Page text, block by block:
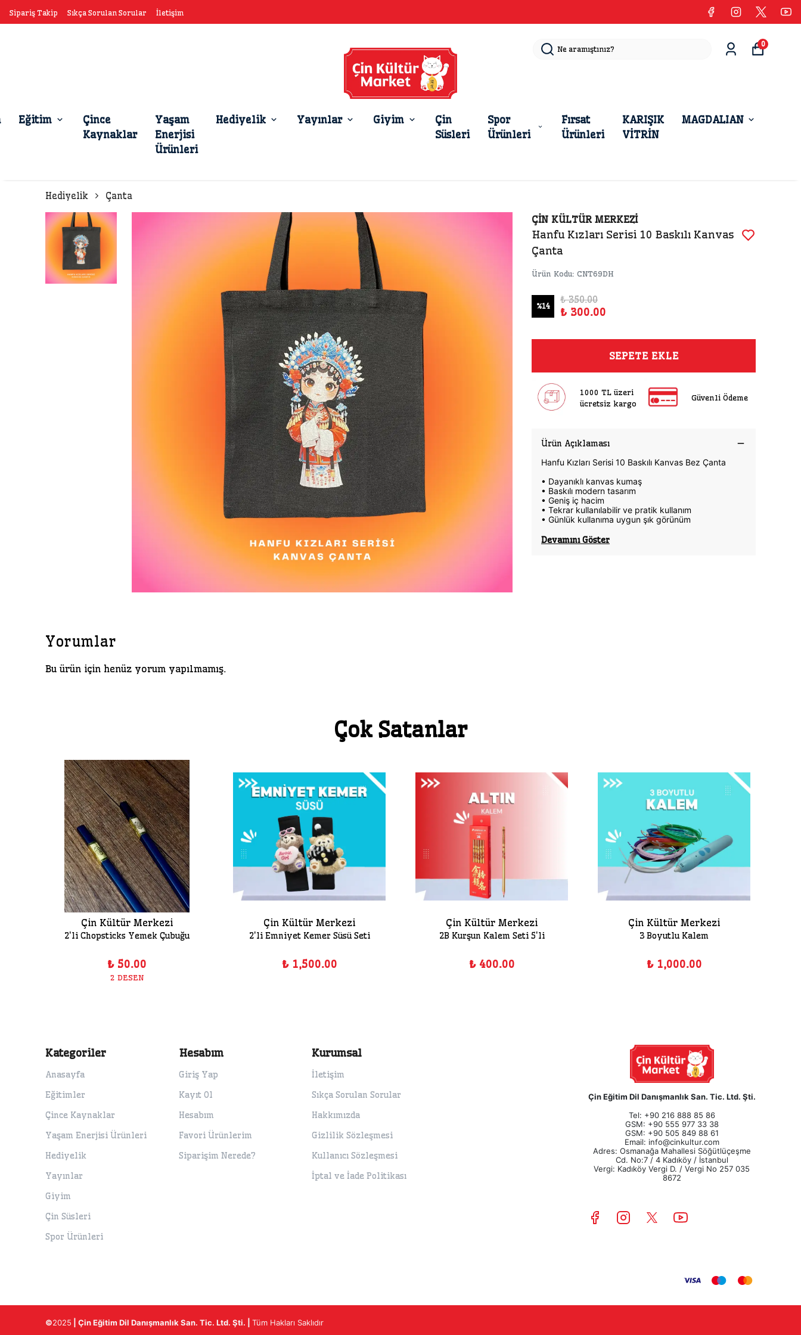
Sipariş Takip Sıkça Sorulan Sorular İletişim
Eğitim
Çince
Kaynaklar
Yaşam
Enerjisi
Ürünleri
Hediyelik Yayınlar Giyim
Çin
Süsleri
Spor
Ürünleri
Fırsat
Ürünleri
KARIŞIK
VİTRİN
MAGDALIAN
0
Hediyelik Çanta
ÇİN KÜLTÜR MERKEZİ
Hanfu Kızları Serisi 10 Baskılı Kanvas
Çanta
Ürün Kodu: CNT69DH
%14
₺ 350.00
₺ 300.00
SEPETE EKLE
1000 TL üzeri
ücretsiz kargo
Güvenli Ödeme
Ürün Açıklaması
Hanfu Kızları Serisi 10 Baskılı Kanvas Bez Çanta
• Dayanıklı kanvas kumaş
• Baskılı modern tasarım
• Geniş iç hacim
• Tekrar kullanılabilir ve pratik kullanım
• Günlük kullanıma uygun şık görünüm
Devamını Göster
Yorumlar
Bu ürün için henüz yorum yapılmamış.
Çok Satanlar
Çin Kültür Merkezi
2'li Chopsticks Yemek Çubuğu
₺ 50.00
2 DESEN
Çin Kültür Merkezi
2'li Emniyet Kemer Süsü Seti
₺ 1,500.00
Çin Kültür Merkezi
2B Kurşun Kalem Seti 5'li
₺ 400.00
Çin Kültür Merkezi
3 Boyutlu Kalem
₺ 1,000.00
Kategoriler
Anasayfa
Eğitimler
Çince Kaynaklar
Yaşam Enerjisi Ürünleri
Hediyelik
Yayınlar
Giyim
Çin Süsleri
Spor Ürünleri
Hesabım
Giriş Yap
Kayıt Ol
Hesabım
Favori Ürünlerim
Siparişim Nerede?
Kurumsal
İletişim
Sıkça Sorulan Sorular
Hakkımızda
Gizlilik Sözleşmesi
Kullanıcı Sözleşmesi
İptal ve İade Politikası
Çin Eğitim Dil Danışmanlık San. Tic. Ltd. Şti.
Tel: +90 216 888 85 86
GSM: +90 555 977 33 38
GSM: +90 505 849 88 61
Email: info@cinkultur.com
Adres: Osmanağa Mahallesi Söğütlüçeşme
Cd. No:7 / 4 Kadıköy / İstanbul
Vergi: Kadıköy Vergi D. / Vergi No 257 035
8672
©2025 Çin Eğitim Dil Danışmanlık San. Tic. Ltd. Şti. Tüm Hakları Saklıdır